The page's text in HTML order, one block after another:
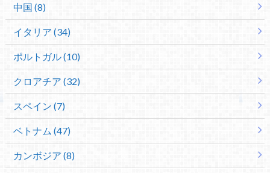
中国 (8)
イタリア (34)
ポルトガル (10)
クロアチア (32)
スペイン (7)
ベトナム (47)
カンボジア (8)